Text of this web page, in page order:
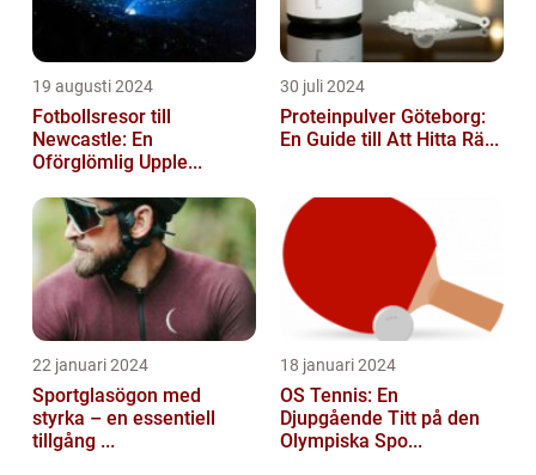
19 augusti 2024
Fotbollsresor till
Newcastle: En
Oförglömlig Upple...
30 juli 2024
Proteinpulver Göteborg:
En Guide till Att Hitta Rä...
22 januari 2024
Sportglasögon med
styrka – en essentiell
tillgång ...
18 januari 2024
OS Tennis: En
Djupgående Titt på den
Olympiska Spo...